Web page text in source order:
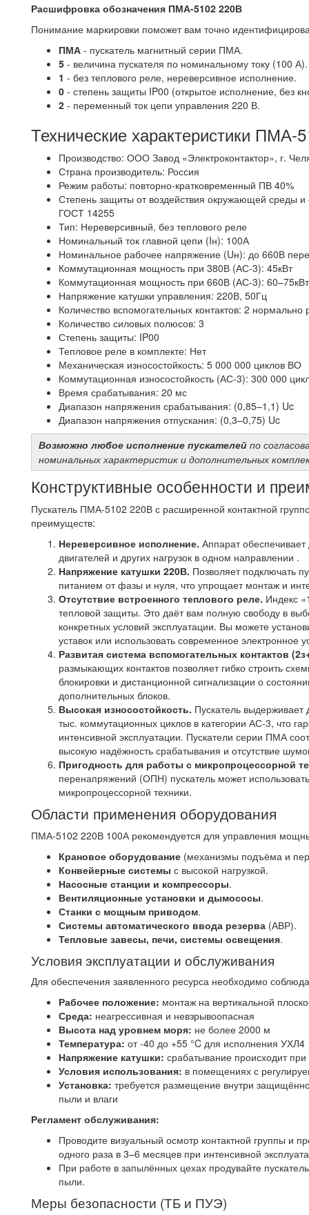
Расшифровка обозначения ПМА-5102 220В
Понимание маркировки поможет вам точно
ПМА - пускатель магнитный серии ПМА.
5 - величина пускателя по номинальному току (100 А).
1 - без теплового реле, нереверсивное исполнение.
0 - степень защиты IP00 (открытое исполнение, без
2 - переменный ток цепи управления 220 В.
Технические характеристики
Производство: ООО Завод «Электроконтактор», г.
Страна производитель: Россия
Режим работы: повторно-кратковременный ПВ 40%
Степень защиты от воздействия окружающей среды
ГОСТ 14255
Тип: Нереверсивный, без теплового реле
Номинальный ток главной цепи (Iн): 100А
Номинальное рабочее напряжение (Uн): до 660В
Коммутационная мощность при 380В (АС-3): 45кВт
Коммутационная мощность при 660В (АС-3):
Напряжение катушки управления: 220В, 50Гц
Количество вспомогательных контактов: 2
Количество силовых полюсов: 3
Степень защиты: IP00
Тепловое реле в комплекте: Нет
Механическая износостойкость: 5 000 000 циклов ВО
Коммутационная износостойкость (АС-3): 300 000
Время срабатывания: 20 мс
Диапазон напряжения срабатывания: (0,85–1,1) Uc
Диапазон напряжения отпускания: (0,3–0,75) Uc
Возможно любое исполнение пускателей по
номинальных характеристик и дополнительных
Конструктивные особенности и
Пускатель ПМА-5102 220В с расширенной контактной
преимуществ:
Нереверсивное исполнение. Аппарат
двигателей и других нагрузок в одном направлении .
Напряжение катушки 220В. Позволяет подключать
питанием от фазы и нуля, что упрощает монтаж и
Отсутствие встроенного теплового реле. Индекс
тепловой защиты. Это даёт вам полную свободу в
конкретных условий эксплуатации. Вы можете
уставок или использовать современное электронное
Развитая система вспомогательных контактов
размыкающих контактов позволяет гибко строить
блокировки и дистанционной сигнализации о
дополнительных блоков.
Высокая износостойкость. Пускатель
тыс. коммутационных циклов в категории АС-3, что
интенсивной эксплуатации. Пускатели серии ПМА
высокую надёжность срабатывания и отсутствие
Пригодность для работы с микропроцессорной
перенапряжений (ОПН) пускатель может
микропроцессорной техники.
Области применения оборудования
ПМА-5102 220В 100А рекомендуется для управления
Крановое оборудование (механизмы подъёма и
Конвейерные системы с высокой нагрузкой.
Насосные станции и компрессоры.
Вентиляционные установки и дымососы.
Станки с мощным приводом.
Системы автоматического ввода резерва (АВР).
Тепловые завесы, печи, системы освещения.
Условия эксплуатации и обслуживания
Для обеспечения заявленного ресурса необходимо
Рабочее положение: монтаж на вертикальной
Среда: неагрессивная и невзрывоопасная
Высота над уровнем моря: не более 2000 м
Температура: от -40 до +55 °C для исполнения УХЛ4
Напряжение катушки: срабатывание происходит
Условия использования: в помещениях с
Установка: требуется размещение внутри
пыли и влаги
Регламент обслуживания:
Проводите визуальный осмотр контактной группы и
одного раза в 3–6 месяцев при интенсивной
При работе в запылённых цехах продувайте
пыли.
Меры безопасности (ТБ и ПУЭ)